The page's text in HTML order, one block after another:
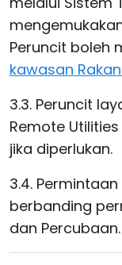
Peruncit boleh
kawasan
3.3. Peruncit
Remote
jika diperlukan.
3.4.
berbanding
dan Percubaan.